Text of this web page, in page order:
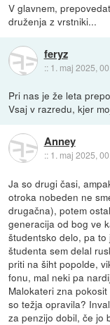
V glavnem,
druženja z vrstniki...
feryz
:: 1. maj 2025,
Pri nas je že leta
Vsaj v razredu, kjer
Anney
:: 1. maj 2025,
Ja so drugi časi,
otroka nobeden ne
drugačna), potem
generacija od bog ve
študentsko delo, pa to
študenta sem delal
priti na šiht popolde,
fonu, mal neki pa
Malokateri zna
so težja opravila?
za penzijo dobil, če jo